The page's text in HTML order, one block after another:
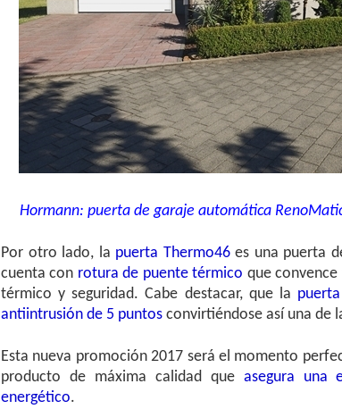
Hormann: puerta de garaje automática
Por otro lado, la puerta Thermo46es una puerta
cuenta con rotura de puente térmico que
térmico y seguridad. Cabe destacar, que la
antiintrusión de 5 puntos convirtiéndose así una de
Esta nueva promoción 2017 será el momento
producto de máxima calidad que asegura una
energético.